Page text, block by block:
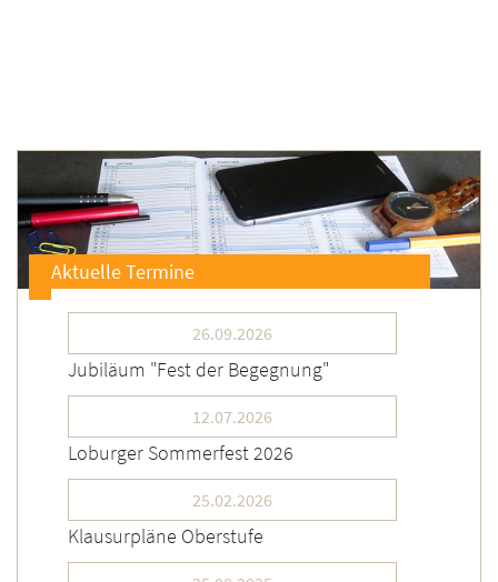
Aktuelle Termine
26.09.2026
Jubiläum "Fest der Begegnung"
12.07.2026
Loburger Sommerfest 2026
25.02.2026
Klausurpläne Oberstufe